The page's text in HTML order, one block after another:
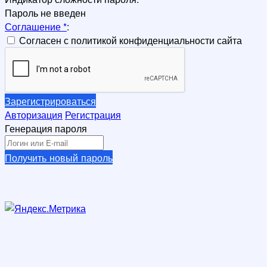
Пароль не введен
Соглашение*:
Согласен с политикой конфиденциальности сайта
Зарегистрироваться
Авторизация Регистрация
Генерация пароля
Получить новый пароль